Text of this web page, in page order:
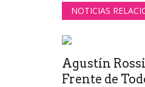
NOTICIAS
Agustín
Frente de